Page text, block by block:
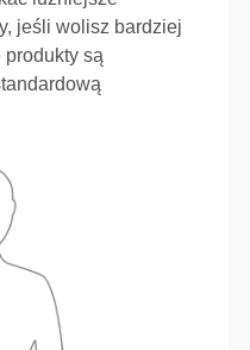
jeśli wolisz bardziej
są